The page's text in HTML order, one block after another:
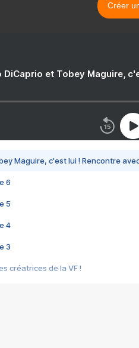
Créer
DiCaprio et Tobey Maguire,
Maguire, c'est lui ! Rencontre
6
5
4
3
créatrices de la VF !